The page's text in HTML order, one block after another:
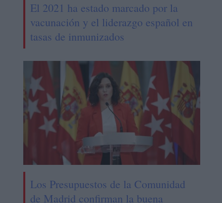
El 2021 ha estado marcado por la
vacunación y el liderazgo español en
tasas de inmunizados
Los Presupuestos de la Comunidad
de Madrid confirman la buena